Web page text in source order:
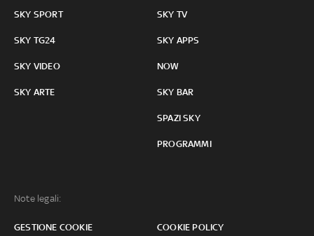
SKY SPORT
SKY TG24
SKY VIDEO
SKY ARTE
SKY TV
SKY APPS
NOW
SKY BAR
SPAZI SKY
PROGRAMMI
Note legali:
GESTIONE COOKIE COOKIE POLICY